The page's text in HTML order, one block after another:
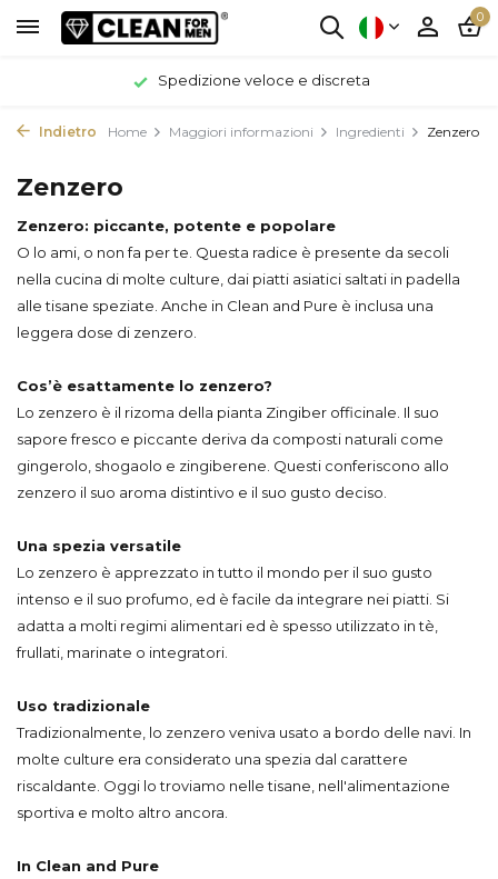
0
Spedizione veloce e discreta
Indietro Home Maggiori informazioni Ingredienti Zenzero
Zenzero
Zenzero: piccante, potente e popolare
O lo ami, o non fa per te. Questa radice è presente da secoli
nella cucina di molte culture, dai piatti asiatici saltati in padella
alle tisane speziate. Anche in Clean and Pure è inclusa una
leggera dose di zenzero.
Cos’è esattamente lo zenzero?
Lo zenzero è il rizoma della pianta Zingiber officinale. Il suo
sapore fresco e piccante deriva da composti naturali come
gingerolo, shogaolo e zingiberene. Questi conferiscono allo
zenzero il suo aroma distintivo e il suo gusto deciso.
Una spezia versatile
Lo zenzero è apprezzato in tutto il mondo per il suo gusto
intenso e il suo profumo, ed è facile da integrare nei piatti. Si
adatta a molti regimi alimentari ed è spesso utilizzato in tè,
frullati, marinate o integratori.
Uso tradizionale
Tradizionalmente, lo zenzero veniva usato a bordo delle navi. In
molte culture era considerato una spezia dal carattere
riscaldante. Oggi lo troviamo nelle tisane, nell'alimentazione
sportiva e molto altro ancora.
In Clean and Pure